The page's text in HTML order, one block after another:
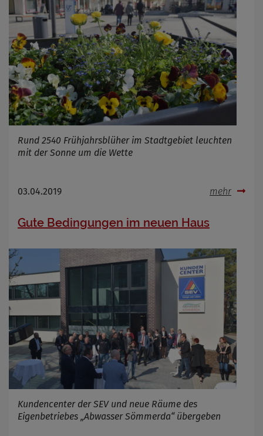
Rund 2540 Frühjahrsblüher im Stadtgebiet leuchten
mit der Sonne um die Wette
03.04.2019 mehr
Gute Bedingungen im neuen Haus
Kundencenter der SEV und neue Räume des
Eigenbetriebes „Abwasser Sömmerda“ übergeben